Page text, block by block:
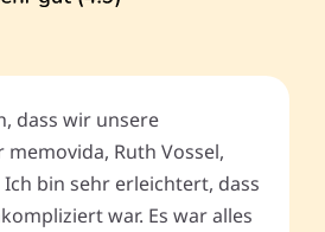
dass wir unsere
Ruth Vossel,
bin sehr erleichtert, dass
war. Es war alles